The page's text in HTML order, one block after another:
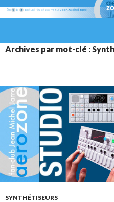
AU
Archives par mot-clé :
SYNTHÉTISEURS